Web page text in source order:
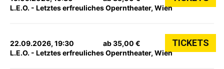
L.E.O. - Letztes erfreuliches Operntheater, Wien
22.09.2026, 19:30
L.E.O. - Letztes erfreuliches Operntheater, Wien
ab 35,00 € TICKETS